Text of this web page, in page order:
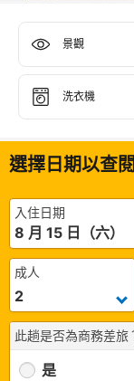
景觀
洗衣機
選擇日期以查
入住日期
8 月 15 日（六）
成人
此趟是否為商務差旅
是